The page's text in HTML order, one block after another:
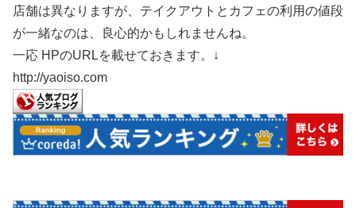
店舗は異なりますが、テイクアウトとカフェの利用の値段
が一緒なのは、良心的かもしれませんね。
一応 HPのURLを載せておきます。↓
http://yaoiso.com